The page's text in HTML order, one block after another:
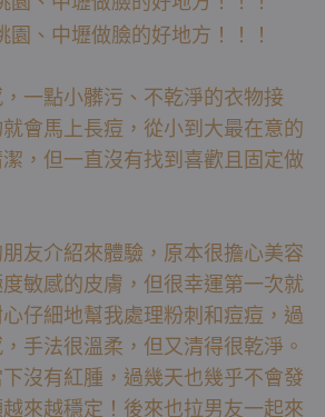
一點小髒污、不乾淨的衣物接
會馬上長痘，從小到大最在意的
，但一直沒有找到喜歡且固定做
友介紹來體驗，原本很擔心美容
敏感的皮膚，但很幸運第一次就
仔細地幫我處理粉刺和痘痘，過
手法很溫柔，但又清得很乾淨。
沒有紅腫，過幾天也幾乎不會發
來越穩定！後來也拉男友一起來